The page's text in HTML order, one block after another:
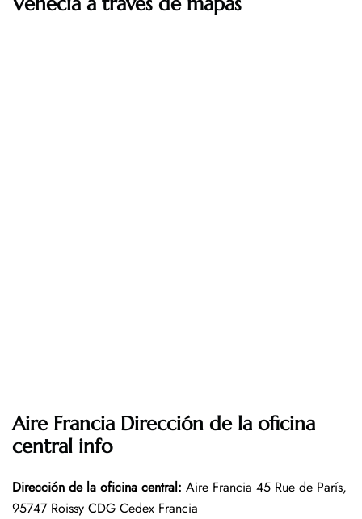
Aire Francia Dirección de la oficina
central info
Dirección de la oficina central: Aire Francia 45 Rue de París,
95747 Roissy CDG Cedex Francia